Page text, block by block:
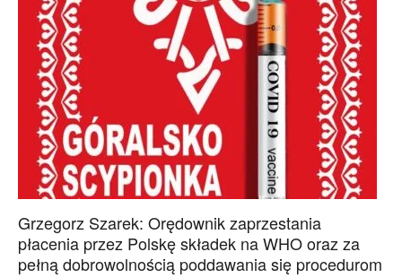
Grzegorz Szarek: Orędownik zaprzestania
płacenia przez Polskę składek na WHO oraz za
pełną dobrowolnością poddawania się procedurom